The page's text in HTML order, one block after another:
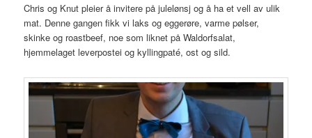
Chris og Knut pleier å invitere på julelønsj og å ha et vell av ulik
mat. Denne gangen fikk vi laks og eggerøre, varme pølser,
skinke og roastbeef, noe som liknet på Waldorfsalat,
hjemmelaget leverpostei og kyllingpaté, ost og sild.